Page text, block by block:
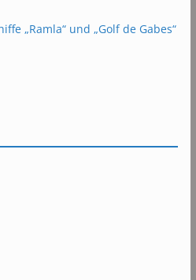
„Ramla“ und „Golf de Gabes“